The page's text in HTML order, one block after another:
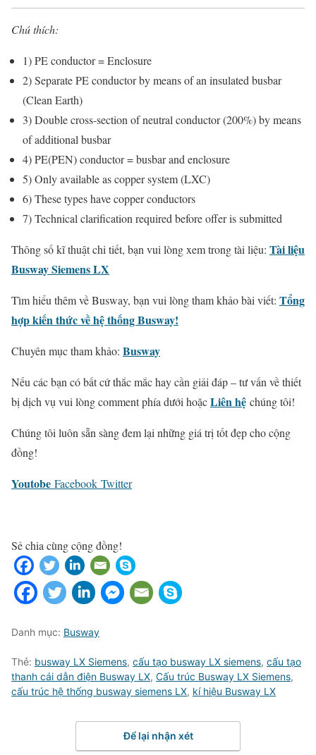
Chú thích:
1) PE conductor = Enclosure
2) Separate PE conductor by means of an insulated busbar
(Clean Earth)
3) Double cross-section of neutral conductor (200%) by means
of additional busbar
4) PE(PEN) conductor = busbar and enclosure
5) Only available as copper system (LXC)
6) These types have copper conductors
7) Technical clarification required before offer is submitted
Thông số kĩ thuật chi tiết, bạn vui lòng xem trong tài liệu: Tài liệu
Busway Siemens LX
Tìm hiểu thêm về Busway, bạn vui lòng tham khảo bài viết: Tổng
hợp kiến thức về hệ thống Busway!
Chuyên mục tham khảo: Busway
Nếu các bạn có bất cứ thắc mắc hay cần giải đáp – tư vấn về thiết
bị dịch vụ vui lòng comment phía dưới hoặcLiên hệ chúng tôi!
Chúng tôi luôn sẵn sàng đem lại những giá trị tốt đẹp cho cộng
đồng!
Youtobe Facebook Twitter
Sẻ chia cùng cộng đồng!
Danh mục: Busway
Thẻ: busway LX Siemens, cấu tạo busway LX siemens, cấu tạo
thanh cái dẫn điện Busway LX, Cấu trúc Busway LX Siemens,
cấu trúc hệ thống busway siemens LX, kí hiệu Busway LX
Để lại nhận xét